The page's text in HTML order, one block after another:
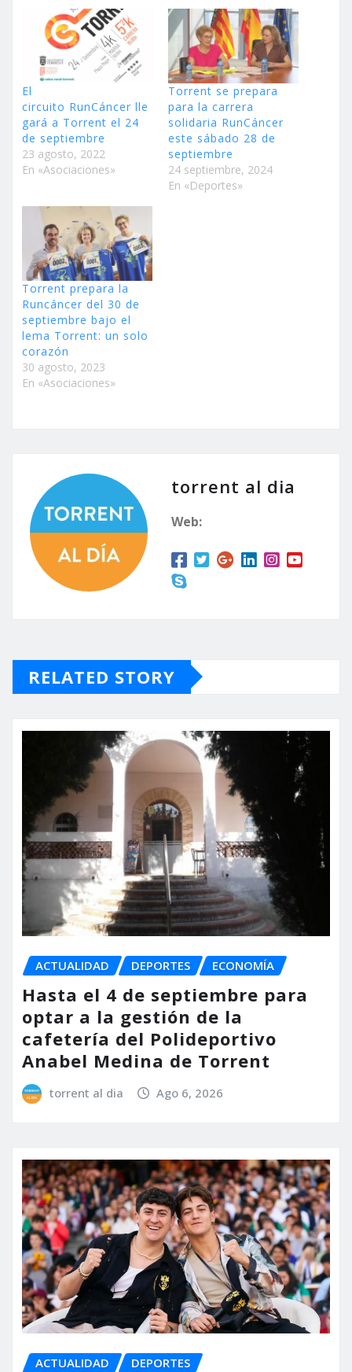
El
circuito RunCáncer lle
gará a Torrent el 24
de septiembre
23 agosto, 2022
En «Asociaciones»
Torrent se prepara
para la carrera
solidaria RunCáncer
este sábado 28 de
septiembre
24 septiembre, 2024
En «Deportes»
Torrent prepara la
Runcáncer del 30 de
septiembre bajo el
lema Torrent: un solo
corazón
30 agosto, 2023
En «Asociaciones»
torrent al dia
Web:
RELATED STORY
ACTUALIDAD DEPORTES ECONOMÍA
Hasta el 4 de septiembre para
optar a la gestión de la
cafetería del Polideportivo
Anabel Medina de Torrent
torrent al dia Ago 6, 2026
ACTUALIDAD DEPORTES